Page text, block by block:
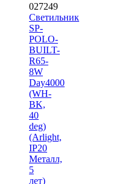
027249
Светильник
SP-
POLO-
BUILT-
R65-
8W
Day4000
(WH-
BK,
40
deg)
(Arlight,
IP20
Металл,
5
лет)